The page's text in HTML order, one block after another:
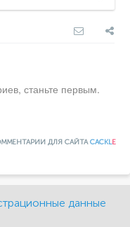
станьте первым.
ДЛЯ САЙТАCACKLE
данные